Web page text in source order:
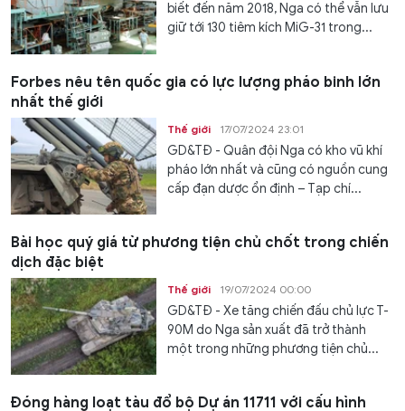
biết đến năm 2018, Nga có thể vẫn lưu
giữ tới 130 tiêm kích MiG-31 trong...
Forbes nêu tên quốc gia có lực lượng pháo binh lớn
nhất thế giới
Thế giới 17/07/2024 23:01
GD&TĐ - Quân đội Nga có kho vũ khí
pháo lớn nhất và cũng có nguồn cung
cấp đạn dược ổn định – Tạp chí...
Bài học quý giá từ phương tiện chủ chốt trong chiến
dịch đặc biệt
Thế giới 19/07/2024 00:00
GD&TĐ - Xe tăng chiến đấu chủ lực T-
90M do Nga sản xuất đã trở thành
một trong những phương tiện chủ...
Đóng hàng loạt tàu đổ bộ Dự án 11711 với cấu hình